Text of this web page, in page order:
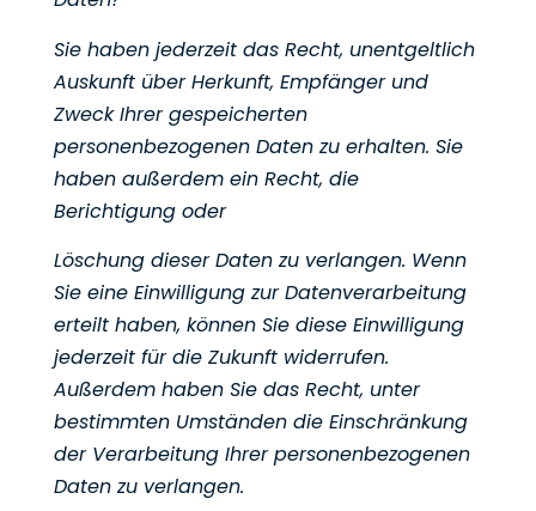
Sie haben jederzeit das Recht, unentgeltlich
Auskunft über Herkunft, Empfänger und
Zweck Ihrergespeicherten
personenbezogenen Daten zu erhalten. Sie
haben außerdem ein Recht, die
Berichtigung oder
Löschung dieser Daten zu verlangen. Wenn
Sie eine Einwilligung zur Datenverarbeitung
erteilt haben, können Sie diese Einwilligung
jederzeit für die Zukunft widerrufen.
Außerdem haben Sie das Recht, unter
bestimmten Umständen die Einschränkung
der Verarbeitung Ihrer personenbezogenen
Daten zu verlangen.